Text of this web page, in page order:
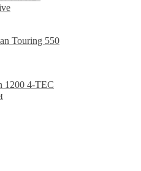
Touring 550
1200 4-TEC